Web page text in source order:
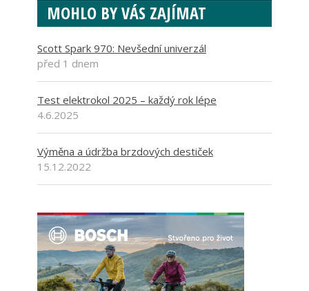
MOHLO BY VÁS ZAJÍMAT
Scott Spark 970: Nevšední univerzál
před 1 dnem
Test elektrokol 2025 – každý rok lépe
4.6.2025
Výměna a údržba brzdových destiček
15.12.2022